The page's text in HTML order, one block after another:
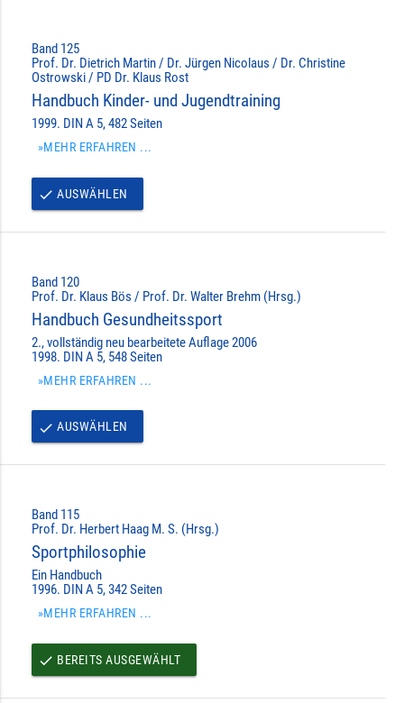
Band 125
Prof. Dr. Dietrich Martin / Dr. Jürgen Nicolaus / Dr. Christine
Ostrowski / PD Dr. Klaus Rost
Handbuch Kinder- und Jugendtraining
1999. DIN A 5, 482 Seiten
»MEHR ERFAHREN ...
done AUSWÄHLEN
Band 120
Prof. Dr. Klaus Bös / Prof. Dr. Walter Brehm (Hrsg.)
Handbuch Gesundheitssport
2., vollständig neu bearbeitete Auflage 2006
1998. DIN A 5, 548 Seiten
»MEHR ERFAHREN ...
done AUSWÄHLEN
Band 115
Prof. Dr. Herbert Haag M. S. (Hrsg.)
Sportphilosophie
Ein Handbuch
1996. DIN A 5, 342 Seiten
»MEHR ERFAHREN ...
done BEREITS AUSGEWÄHLT